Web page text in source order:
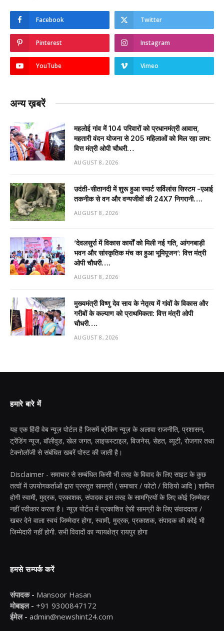
Facebook Twitter
Pinterest Instagram
YouTube Vimeo
अन्य ख़बरें
महलोई गांव में 104 परिवारों को प्रधानमंत्री आवास,
महतारी वंदन योजना से 205 महिलाओं को मिल रहा लाभ:
वित्त मंत्री ओपी चौधरी…
AUGUST 8, 2026
उदंती-सीतानदी में शुरू हुआ स्मार्ट सर्विलांस सिस्टम -एआई
तकनीक से वन और वन्यजीवों की 24X7 निगरानी….
AUGUST 8, 2026
’देवलसुर्रा में विकास कार्यों को मिली नई गति, आंगनबाड़ी
भवन और सांस्कृतिक मंच का हुआ भूमिपूजन’: वित्त मंत्री
ओपी चौधरी….
AUGUST 8, 2026
मुख्यमंत्री विष्णु देव साय के नेतृत्व में गांवों के विकास और
गरीबों के कल्याण को प्राथमिकता: वित्त मंत्री ओपी
चौधरी….
AUGUST 8, 2026
हमारे बारे में
यह एक हिंदी वेब न्यूज़ पोर्टल है जिसमें ब्रेकिंग न्यूज़ के अलावा राजनीति, प्रशासन,
ट्रेंडिंग न्यूज, बॉलीवुड, खेल जगत, लाइफस्टाइल, बिजनेस, सेहत, ब्यूटी, रोजगार तथा
टेक्नोलॉजी से संबंधित खबरें पोस्ट की जाती है।
Disclaimer - समाचार से सम्बंधित किसी भी तरह के विवाद के लिए साइट के कुछ
तत्वों में उपयोगकर्ताओं द्वारा प्रस्तुत सामग्री ( समाचार / फोटो / विडियो आदि ) शामिल
होगी स्वामी, मुद्रक, प्रकाशक, संपादक इस तरह के सामग्रियों के लिए कोई ज़िम्मेदार
नहीं स्वीकार करता है। न्यूज़ पोर्टल में प्रकाशित ऐसी सामग्री के लिए संवाददाता /
खबर देने वाला स्वयं जिम्मेदार होगा, स्वामी, मुद्रक, प्रकाशक, संपादक की कोई भी
जिम्मेदारी नहीं होगी. सभी विवादों का न्यायक्षेत्र रायपुर होगा
हमसे सम्पर्क करें
संपादक - Mansoor Hasan
मोबाइल - +91 9300847172
ईमेल - admin@newshint24.com